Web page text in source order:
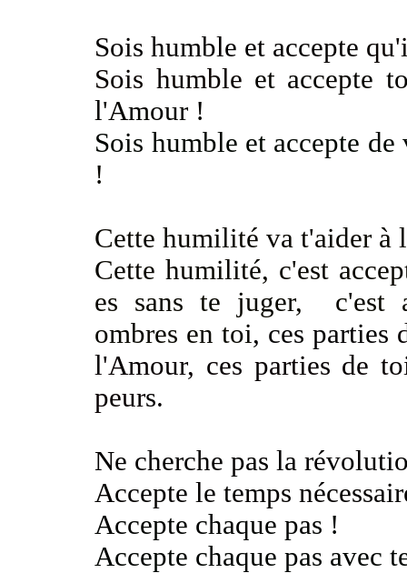
Sois humble et accepte
Sois humble et accepte
l'Amour !
Sois humble et accepte
!
Cette humilité va t'aider à
Cette humilité, c'est
es sans te juger, c'est
ombres en toi, ces parties
l'Amour, ces parties de
peurs.
Ne cherche pas la
Accepte le temps
Accepte chaque pas !
Accepte chaque pas avec